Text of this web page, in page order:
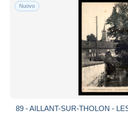
Nuovo
89 - AILLANT-SUR-THOLON -